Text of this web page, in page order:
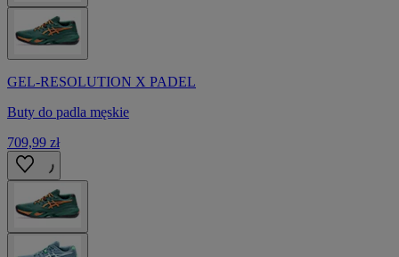
GEL-RESOLUTION X PADEL
Buty do padla męskie
709,99 zł